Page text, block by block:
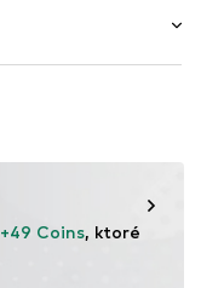
+49 Coins, ktoré